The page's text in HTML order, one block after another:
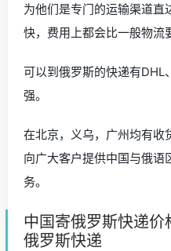
为他们是专门的运输渠道直
快，费用上都会比一般物流
可以到俄罗斯的快递有DHL
强。
在北京，义乌，广州均有收
向广大客户提供中国与俄语
务。
中国寄俄罗斯快递价
俄罗斯快递